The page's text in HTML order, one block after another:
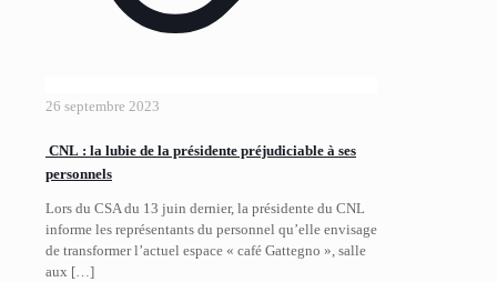
26 septembre 2023
CNL : la lubie de la présidente préjudiciable à ses
personnels
Lors du CSA du 13 juin dernier, la présidente du CNL
informe les représentants du personnel qu’elle envisage
de transformer l’actuel espace « café Gattegno », salle
aux […]